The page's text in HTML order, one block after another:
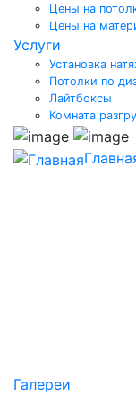
Цены на
Цены на
Услуги
Установка
Потолки по
Лайтбоксы
Комната
Галереи